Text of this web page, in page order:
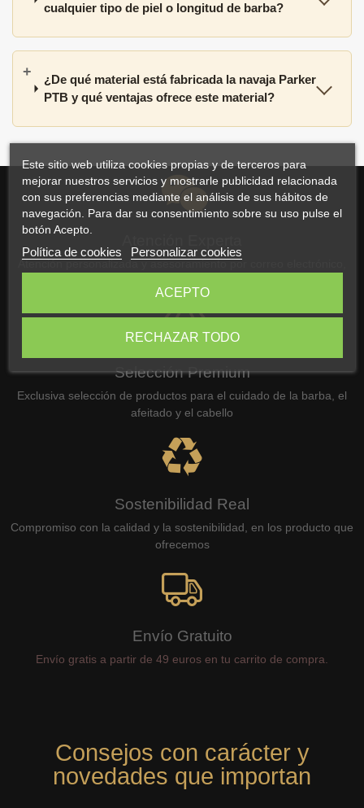
cualquier tipo de piel o longitud de barba?
¿De qué material está fabricada la navaja Parker
PTB y qué ventajas ofrece este material?
Este sitio web utiliza cookies propias y de terceros para
mejorar nuestros servicios y mostrarle publicidad relacionada
con sus preferencias mediante el análisis de sus hábitos de
navegación. Para dar su consentimiento sobre su uso pulse el
botón Acepto.
Política de cookies Personalizar cookies
RECHAZAR TODO
ACEPTO
Atención personalizada y asesoramiento por correo electrónico,
Selección Premium
Exclusiva selección de productos para el cuidado de la barba, el
afeitado y el cabello
Sostenibilidad Real
Compromiso con la calidad y la sostenibilidad, en los producto que
ofrecemos
Envío Gratuito
Envío gratis a partir de 49 euros en tu carrito de compra.
Consejos con carácter y
novedades que importan